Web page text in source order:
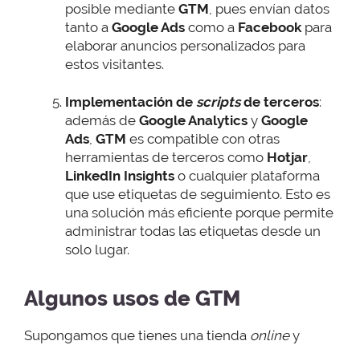
posible mediante GTM, pues envían datos
tanto a Google Ads como a Facebookpara
elaborar anuncios personalizados para
estos visitantes.
Implementación de scriptsde terceros:
además de Google Analytics y Google
Ads, GTM es compatible con otras
herramientas de terceros como Hotjar,
LinkedIn Insights o cualquier plataforma
que use etiquetas de seguimiento. Esto es
una solución más eficiente porque permite
administrar todas las etiquetas desde un
solo lugar.
Algunos usos de GTM
Supongamos que tienes una tienda onliney